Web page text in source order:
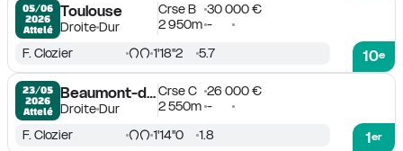
05/06
2026
Attelé
Toulouse
DroiteDur
Crse B
30 000 €
2 950m -
10e
F. Clozier 1'18''2 5.7
23/05
2026
Attelé
Beaumont-de-Lomagne
DroiteDur
Crse C
26 000 €
2 550m -
1er
F. Clozier 1'14''0 1.8